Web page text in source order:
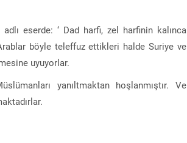
eserde: ‘ Dad harfi, zel harfinin kalınca
böyle teleffuz ettikleri halde Suriye ve
uyuyorlar.
yanıltmaktan hoşlanmıştır. Ve